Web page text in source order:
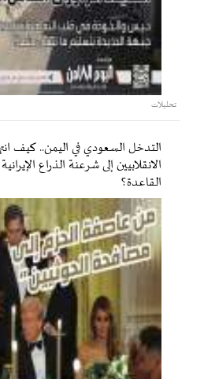
تحليلات
التدخل السعودي في اليمن.. كيف
الانقلابيين إلى شرعنة الذراع
القاعدة؟